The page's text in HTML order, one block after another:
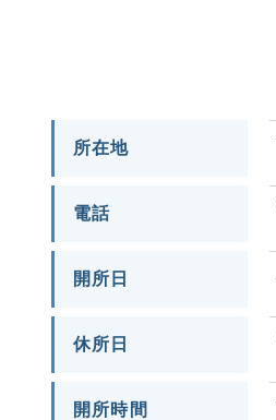
所在地
電話
開所日
休所日
開所時間